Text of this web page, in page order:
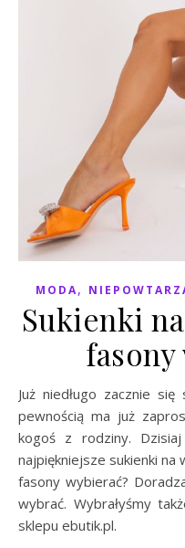
MODA,
Sukienki
Już niedługo zacznie się sezon weselny. Część z Was z
pewnością ma już
kogoś z rodziny.
najpiękniejsze sukienki na
fasony wybierać?
wybrać. Wybrałyśmy
sklepu ebutik.pl.